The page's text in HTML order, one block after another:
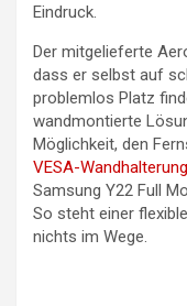
Eindruck.
Der mitgelieferte
dass er selbst auf
problemlos Platz
wandmontierte
Möglichkeit, den
VESA-
Samsung Y22 Full
So steht einer
nichts im Wege.